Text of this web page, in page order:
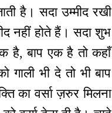
है। सदा उम्मीद रखी
नहीं होते हैं। सदा शुभ
है, बाप एक है तो कहाँ
गाली भी दे तो भी बाप
का वर्सा ज़रुर मिलना